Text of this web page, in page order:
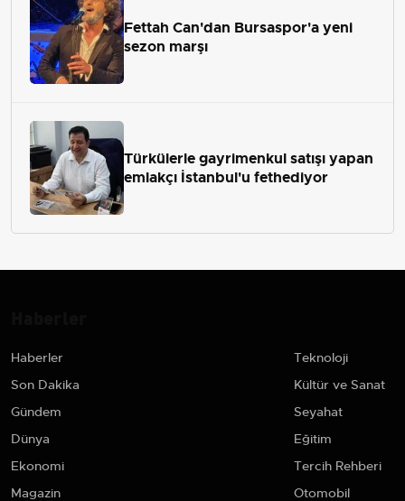
Fettah Can'dan Bursaspor'a yeni
sezon marşı
Türkülerle gayrimenkul satışı yapan
emlakçı İstanbul'u fethediyor
Haberler
Son Dakika
Gündem
Dünya
Ekonomi
Magazin
Teknoloji
Kültür ve Sanat
Seyahat
Eğitim
Tercih Rehberi
Otomobil